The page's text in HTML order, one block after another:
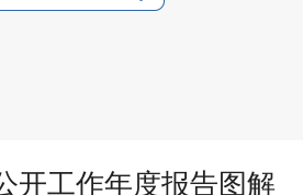
开工作年度报告图解